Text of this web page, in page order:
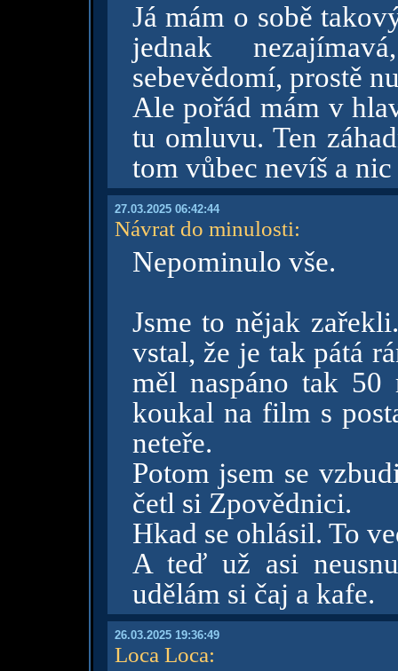
Já mám o sobě
jednak
sebevědomí, prostě
Ale pořád mám v
tu omluvu. Ten
tom vůbec nevíš a
27.03.2025 06:42:44
Návrat do minulosti:
Nepominulo vše.
Jsme to nějak
vstal, že je tak pátá
měl naspáno tak 50
koukal na film s
neteře.
Potom jsem se
četl si Zpovědnici.
Hkad se ohlásil. To
A teď už asi
udělám si čaj a kafe.
26.03.2025 19:36:49
Loca Loca: